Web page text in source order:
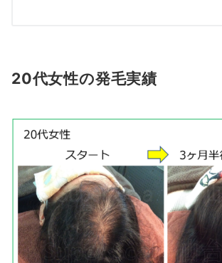
20代女性の発毛実績